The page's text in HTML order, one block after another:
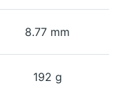
8.77 mm
192 g